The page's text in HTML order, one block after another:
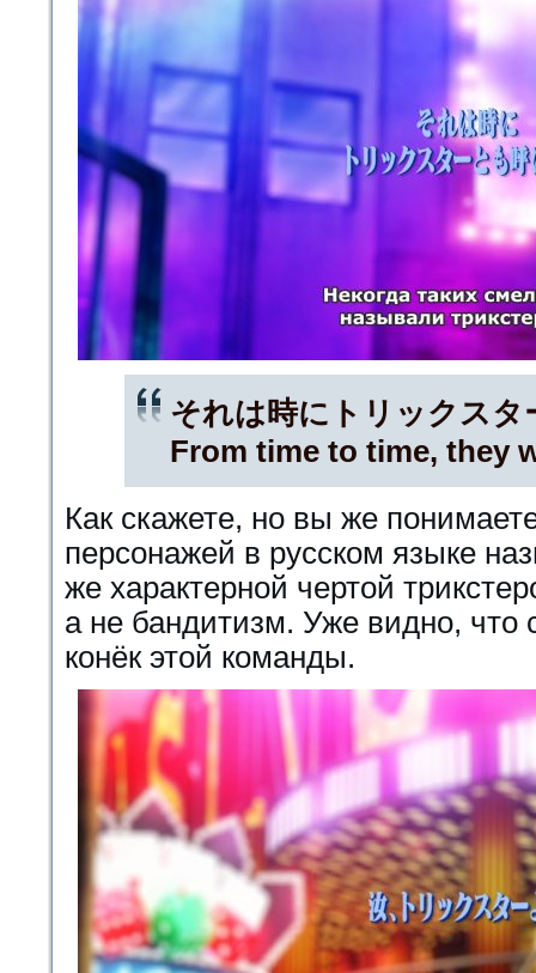
それは時にトリックスタ
From time to time, they
Как скажете, но вы же
персонажей в русском языке
же характерной чертой
а не бандитизм. Уже видно, что
конёк этой команды.